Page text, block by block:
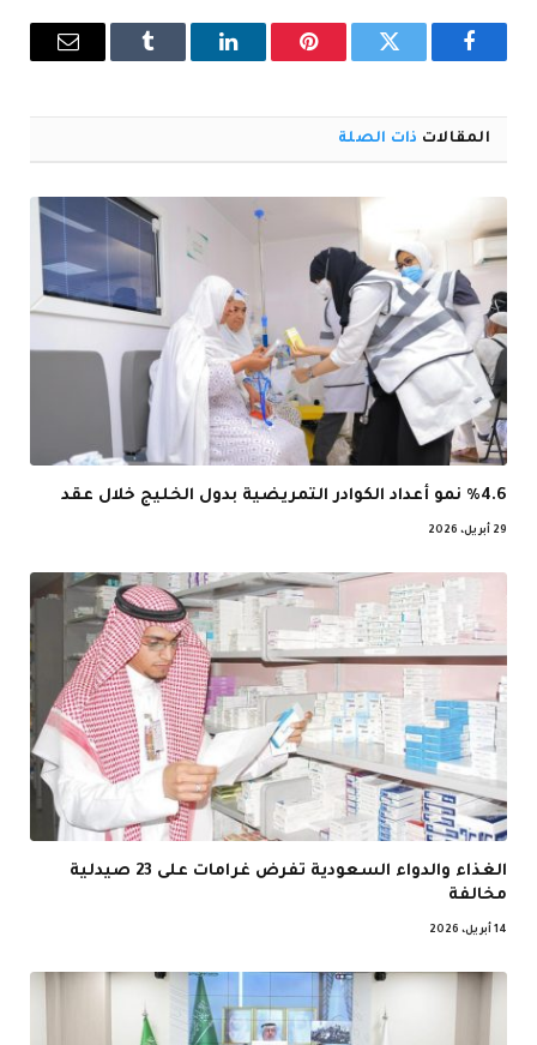
فيسبوك تويتر بينتيريستلينكدإن Tumblr
البريد
المقالات ذات الصلة
%4.6 نمو أعداد الكوادر التمريضية بدول الخليج خلال عقد
29 أبريل، 2026
الغذاء والدواء السعودية تفرض غرامات على 23 صيدلية
مخالفة
14 أبريل، 2026